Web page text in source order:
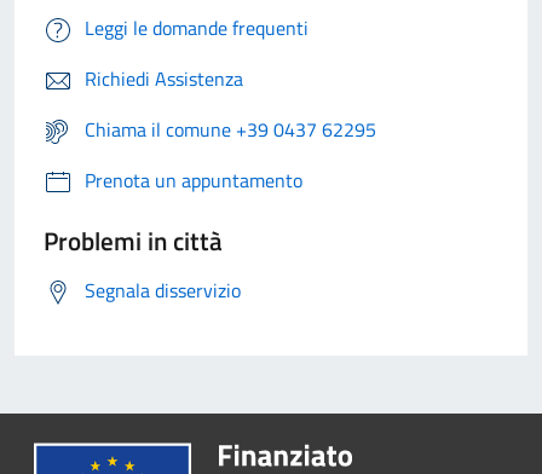
Leggi le domande frequenti
Richiedi Assistenza
Chiama il comune +39 0437 62295
Prenota un appuntamento
Problemi in città
Segnala disservizio